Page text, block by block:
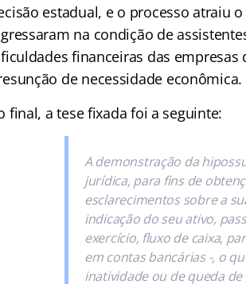
estadual, e o processo atraiu
na condição de
financeiras das
de necessidade econômica.
final, a tese fixada foi a seguinte:
A demonstração da
jurídica, para fins de
esclarecimentos sobre a
indicação do seu ativo,
exercício, fluxo de caixa,
em contas bancárias -, o
inatividade ou de queda